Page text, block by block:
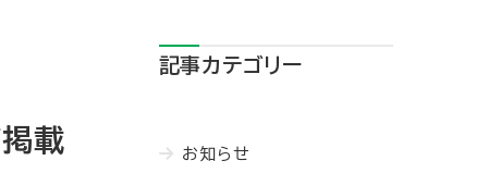
載
記事カテゴリー
お知らせ